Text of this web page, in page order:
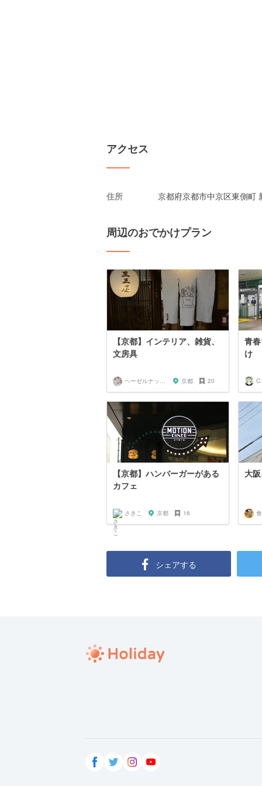
アクセス
住所 京都府京都市中京区東側町
周辺のおでかけプラン
【京都】インテリア、雑貨、
文房具
ヘーゼルナッツラテ 京都 20
青
け
C.
【京都】ハンバーガーがある
カフェ
さきこ 京都 16
大
シェアする